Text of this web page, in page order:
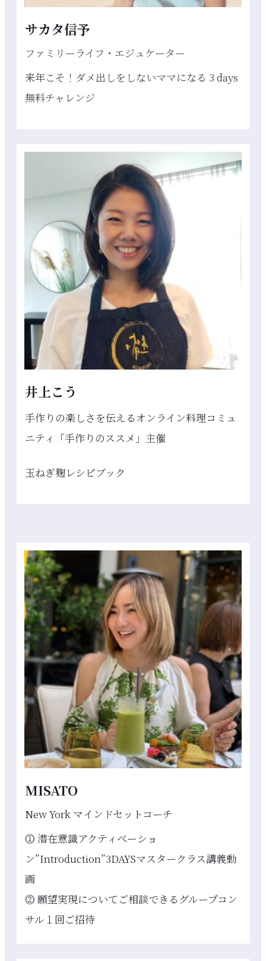
サカタ信予
ファミリーライフ・エジュケーター
来年こそ！ダメ出しをしないママになる 3 days
無料チャレンジ
井上こう
手作りの楽しさを伝えるオンライン料理コミュ
ニティ「手作りのススメ」主催
玉ねぎ麹レシピブック
MISATO
New York マインドセットコーチ
⓵ 潜在意識アクティベーショ
ン”Introduction”3DAYSマスタークラス講義動
画
⓶ 願望実現についてご相談できるグループコン
サル１回ご招待